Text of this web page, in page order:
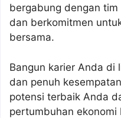
bergabung dengan
dan berkomitmen
bersama.
Bangun karier Anda di
dan penuh
potensi terbaik Anda
pertumbuhan ekonomi